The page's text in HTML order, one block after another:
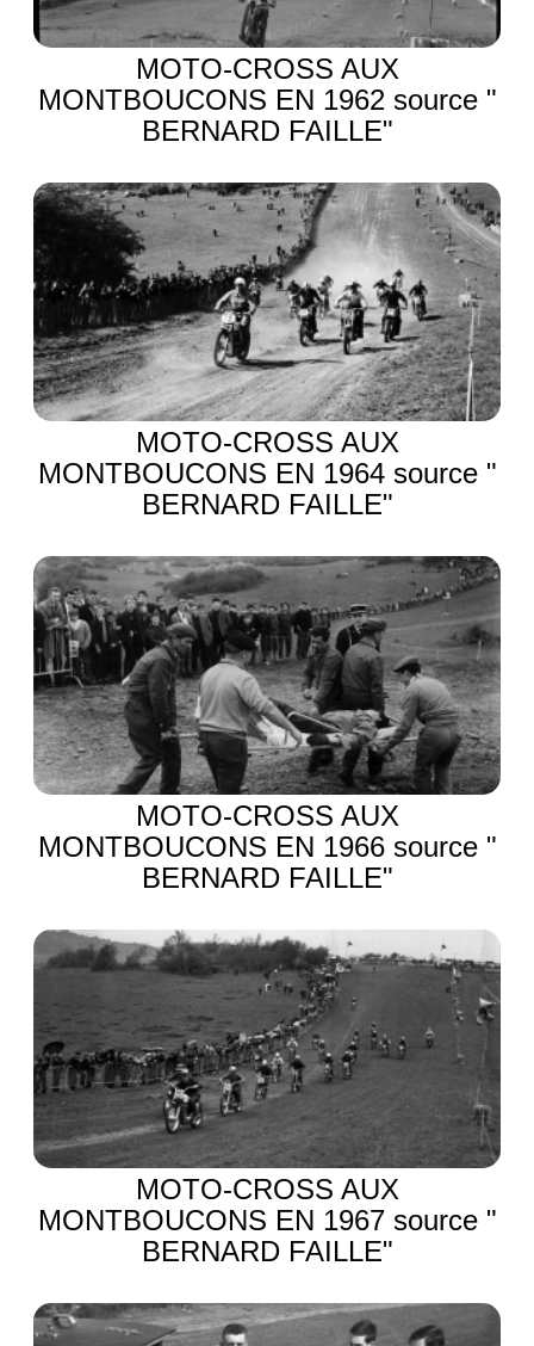
MOTO-CROSS AUX
MONTBOUCONS EN 1962 source "
BERNARD FAILLE"
MOTO-CROSS AUX
MONTBOUCONS EN 1964 source "
BERNARD FAILLE"
MOTO-CROSS AUX
MONTBOUCONS EN 1966 source "
BERNARD FAILLE"
MOTO-CROSS AUX
MONTBOUCONS EN 1967 source "
BERNARD FAILLE"